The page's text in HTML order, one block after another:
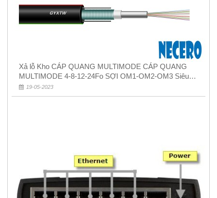
Xả lỗ Kho CÁP QUANG MULTIMODE CÁP QUANG
MULTIMODE 4-8-12-24Fo SỢI OM1-OM2-OM3 Siêu
Rẻ 5k
19-05-2023